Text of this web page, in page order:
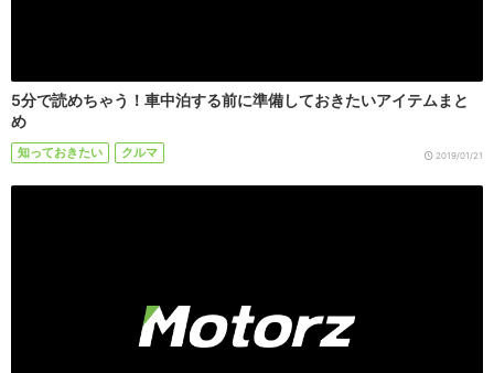
5分で読めちゃう！車中泊する前に準備しておきたいアイテムまと
め
知っておきたい クルマ 2019/01/21